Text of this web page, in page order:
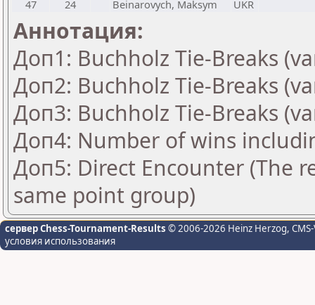
47
24 Beinarovych, Maksym UKR
Аннотация:
Доп1: Buchholz Tie-Breaks
Доп2: Buchholz Tie-Breaks
Доп3: Buchholz Tie-Breaks
Доп4: Number of wins
Доп5: Direct Encounter (The
same point group)
сервер Chess-Tournament-Results © 2006-2026 Heinz Herzog,
условия использования